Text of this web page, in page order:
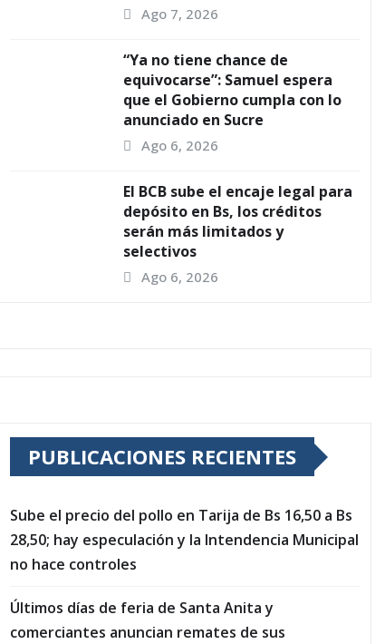
Ago 7, 2026
“Ya no tiene chance de
equivocarse”: Samuel espera
que el Gobierno cumpla con lo
anunciado en Sucre
Ago 6, 2026
El BCB sube el encaje legal para
depósito en Bs, los créditos
serán más limitados y
selectivos
Ago 6, 2026
PUBLICACIONES RECIENTES
Sube el precio del pollo en Tarija de Bs 16,50 a Bs
28,50; hay especulación y la Intendencia Municipal
no hace controles
Últimos días de feria de Santa Anita y
comerciantes anuncian remates de sus